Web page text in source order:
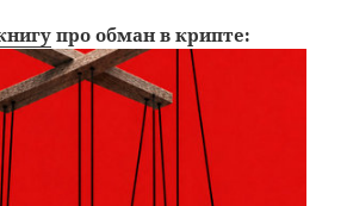
про обман в крипте: